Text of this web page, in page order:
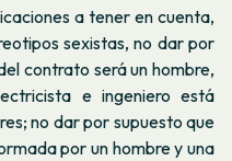
a tener en cuenta,
sexistas, no dar por
contrato será un hombre,
e ingeniero está
no dar por supuesto que
por un hombre y una